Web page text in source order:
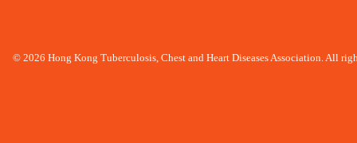
© 2026 Hong Kong Tuberculosis, Chest and Heart Diseases Association. All